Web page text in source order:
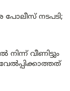
പോലീസ് നടപടി;
വീണിട്ടും